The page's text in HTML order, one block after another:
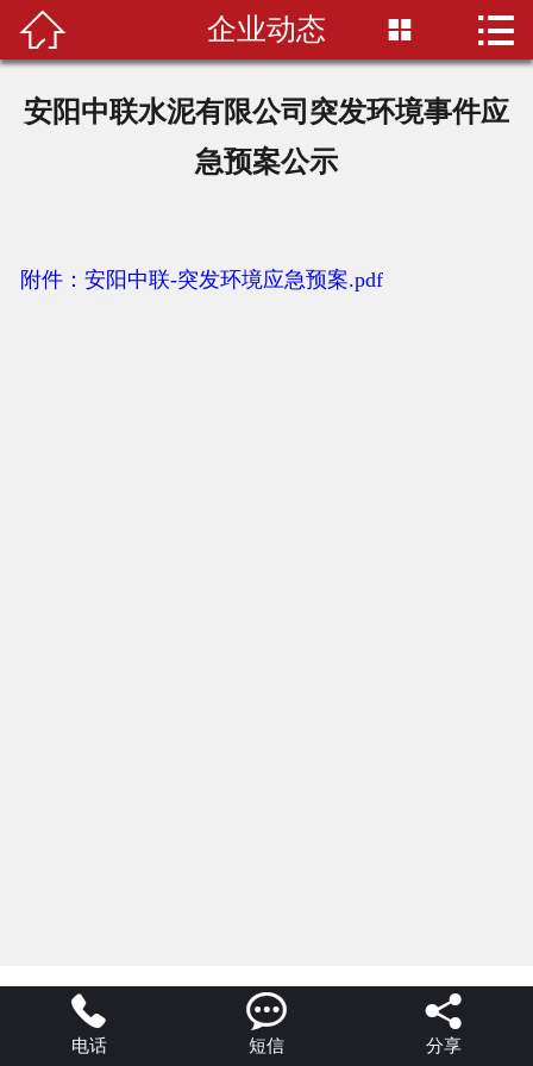
 首页
公司概况
党的建设
 企业动态  
安阳中联水泥有限公司突发环境事件应
急预案公示
附件：安阳中联-突发环境应急预案.pdf

电话

短信

分享